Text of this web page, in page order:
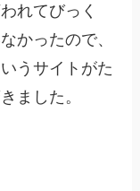
れてびっく
かったので、
うサイトがた
ました。